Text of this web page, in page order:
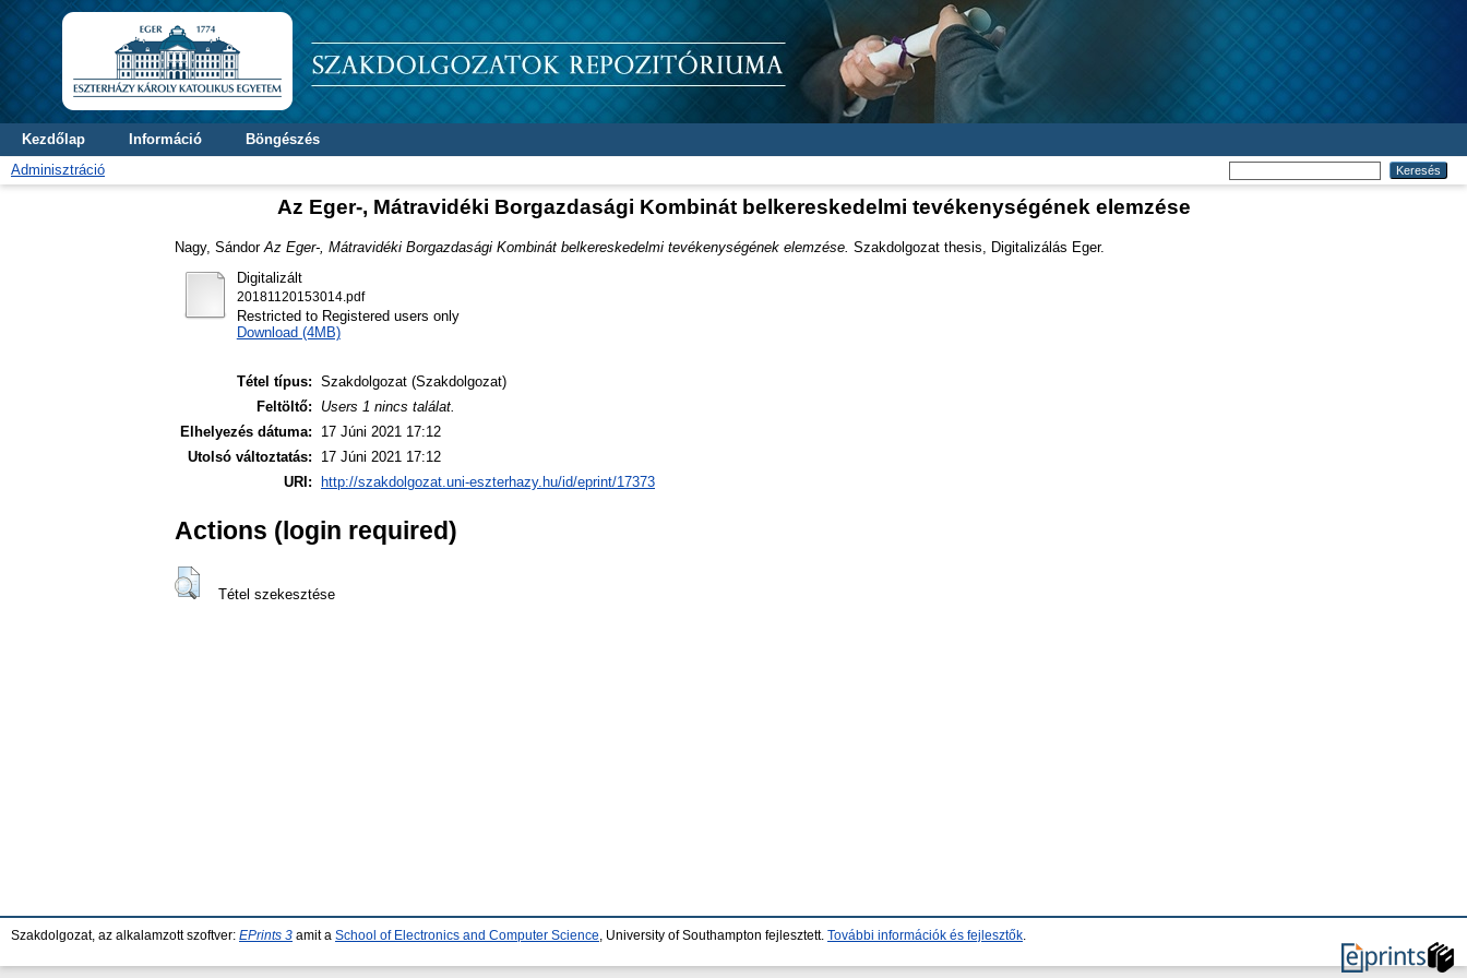
Kezdőlap Információ
Böngészés
Adminisztráció
Az Eger-, Mátravidéki Borgazdasági Kombinát belkereskedelmi tevékenységének elemzése
Nagy, Sándor Az Eger-, Mátravidéki Borgazdasági Kombinát belkereskedelmi tevékenységének elemzése. Szakdolgozat thesis, Digitalizálás Eger.
Digitalizált
20181120153014.pdf
Restricted to Registered users only
Download (4MB)
Tétel típus: Szakdolgozat (Szakdolgozat)
Feltöltő:
Users 1 nincs találat.
Elhelyezés dátuma:
17 Júni 2021 17:12
Utolsó változtatás:
17 Júni 2021 17:12
URI:
http://szakdolgozat.uni-eszterhazy.hu/id/eprint/17373
Actions (login required)
Tétel szekesztése
Szakdolgozat, az alkalamzott szoftver: EPrints 3 amit a School of Electronics and Computer Science , University of Southampton fejlesztett. További információk és fejlesztők